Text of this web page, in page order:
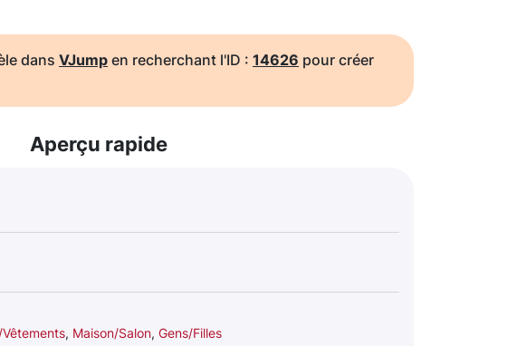
dans VJump en recherchant l'ID : 14626 pour créer
Aperçu rapide
, Maison/Salon, Gens/Filles